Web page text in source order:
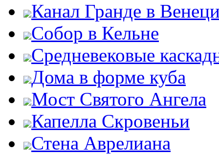
Канал Гранде в
Собор в Кельне
Средневековые
Дома в форме куба
Мост Святого Ангела
Капелла Скровеньи
Стена Аврелиана